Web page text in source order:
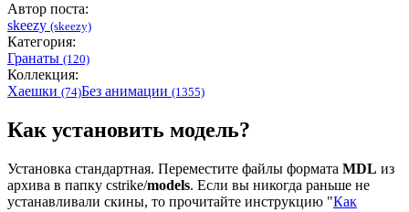
Автор поста:
skeezy (skeezy)
Категория:
Гранаты (120)
Коллекция:
Хаешки (74)Без анимации (1355)
Как установить модель?
Установка стандартная. Переместите файлы формата MDL из
архива в папку cstrike/models. Если вы никогда раньше не
устанавливали скины, то прочитайте инструкцию "Как